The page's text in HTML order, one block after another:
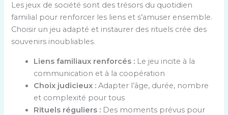
Les jeux de société sont des trésors du quotidien
familial pour renforcer les liens et s’amuser ensemble.
Choisir un jeu adapté et instaurer des rituels crée des
souvenirs inoubliables.
Liens familiaux renforcés : Le jeu incite à la
communication et à la coopération
Choix judicieux : Adapter l’âge, durée, nombre
et complexité pour tous
Rituels réguliers : Des moments prévus pour